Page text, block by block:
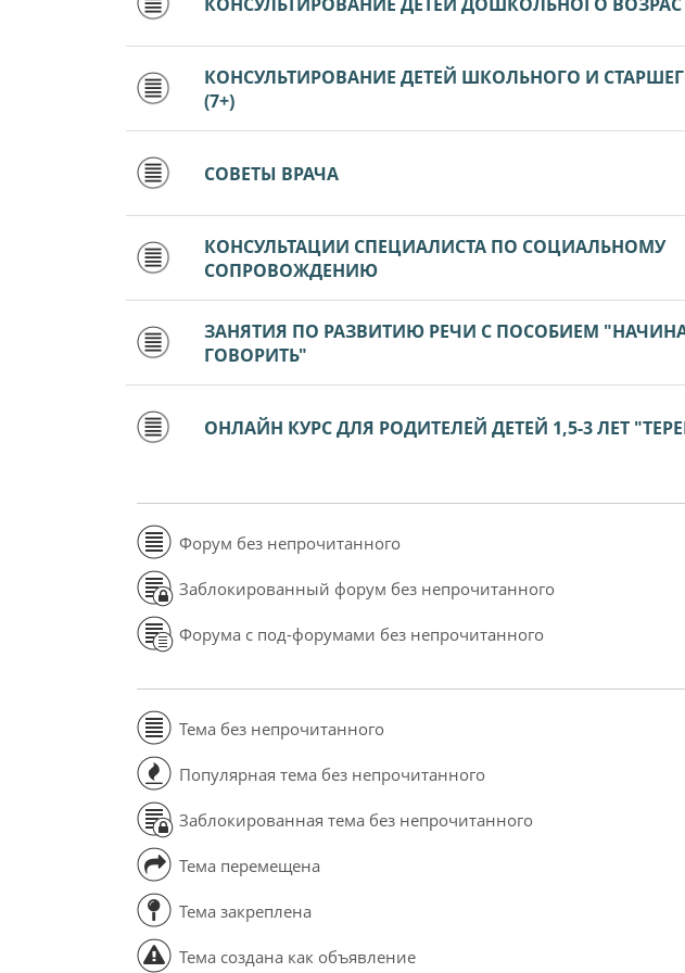
КОНСУЛЬТИРОВАНИЕ ДЕТЕЙ ШКОЛЬНОГО И
(7+)
СОВЕТЫ ВРАЧА
КОНСУЛЬТАЦИИ СПЕЦИАЛИСТА ПО СОЦИАЛЬНОМУ
СОПРОВОЖДЕНИЮ
ЗАНЯТИЯ ПО РАЗВИТИЮ РЕЧИ С ПОСОБИЕМ
ГОВОРИТЬ"
ОНЛАЙН КУРС ДЛЯ РОДИТЕЛЕЙ ДЕТЕЙ 1,5-3 ЛЕТ
Форум без непрочитанного
Заблокированный форум без непрочитанного
Форума с под-форумами без непрочитанного
Тема без непрочитанного
Популярная тема без непрочитанного
Заблокированная тема без непрочитанного
Тема перемещена
Тема закреплена
Тема создана как объявление